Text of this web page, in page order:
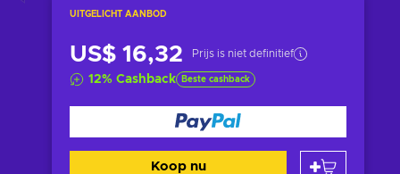
UITGELICHT AANBOD
US$ 16,32 Prijs is niet definitief
12% Cashback Beste cashback
Koop nu